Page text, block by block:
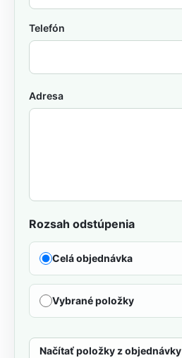
Telefón
Adresa
Rozsah odstúpenia
Celá objednávka
Vybrané položky
Načítať položky z objednávky